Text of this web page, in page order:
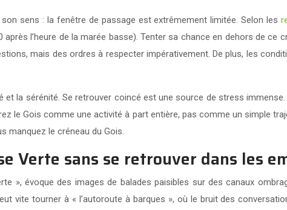
sens : la fenêtre de passage est extrêmement limitée. Selon les
l’heure de la marée basse). Tenter sa chance en dehors de ce
mais des ordres à respecter impérativement. De plus, les
et la sérénité. Se retrouver coincé est une source de stress
le Gois comme une activité à part entière, pas comme un simple
manquez le créneau du Gois.
Verte sans se retrouver dans les
», évoque des images de balades paisibles sur des canaux
vite tourner à « l’autoroute à barques », où le bruit des